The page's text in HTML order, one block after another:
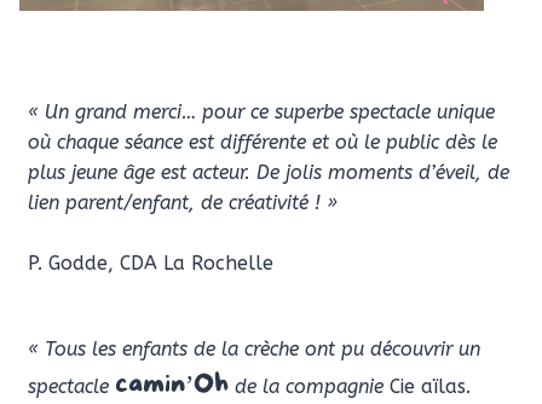
« Un grand merci… pour ce superbe spectacle unique
où chaque séance est différente et où le public dès le
plus jeune âge est acteur. De jolis moments d’éveil, de
lien parent/enfant, de créativité ! »
P. Godde, CDA La Rochelle
« Tous les enfants de la crèche ont pu découvrir un
spectaclecamin’Oh de la compagnieCie aïlas.